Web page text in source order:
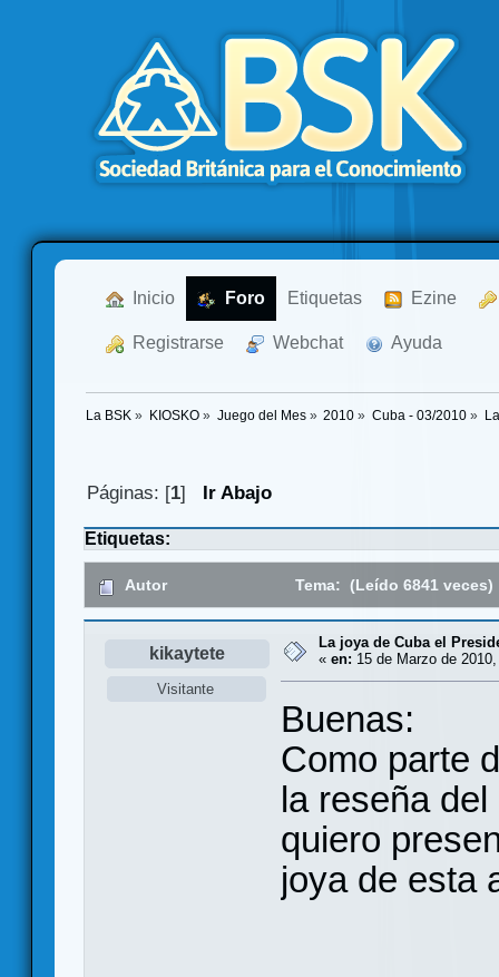
Inicio Foro Etiquetas Ezine
Registrarse Webchat Ayuda
La BSK » KIOSKO» Juego del Mes» 2010 » Cuba - 03/2010 »
Páginas: [1] Ir Abajo
Etiquetas:
Autor Tema: (Leído 6841 veces)
kikaytete
Visitante
La joya de Cuba el
« en: 15 de Marzo de
Buenas:
Como parte
la reseña
quiero
joya de esta